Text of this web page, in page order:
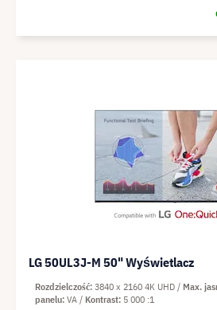
LG 50UL3J-M 50" Wyświetlacz
Rozdzielczość 3840 x 2160 4K UHD Max.
panelu VA Kontrast 5 000 :1